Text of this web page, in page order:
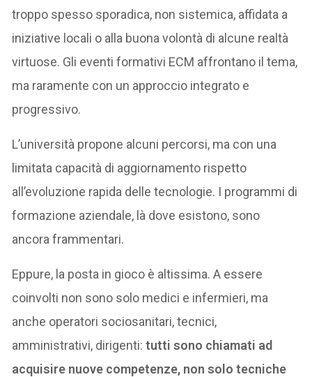
troppo spesso sporadica, non sistemica, affidata a
iniziative locali o alla buona volontà di alcune realtà
virtuose. Gli eventi formativi ECM affrontano il tema,
ma raramente con un approccio integrato e
progressivo.
L’università propone alcuni percorsi, ma con una
limitata capacità di aggiornamento rispetto
all’evoluzione rapida delle tecnologie. I programmi di
formazione aziendale, là dove esistono, sono
ancora frammentari.
Eppure, la posta in gioco è altissima. A essere
coinvolti non sono solo medici e infermieri, ma
anche operatori sociosanitari, tecnici,
amministrativi, dirigenti:tutti sono chiamati ad
acquisire nuove competenze, non solo tecniche